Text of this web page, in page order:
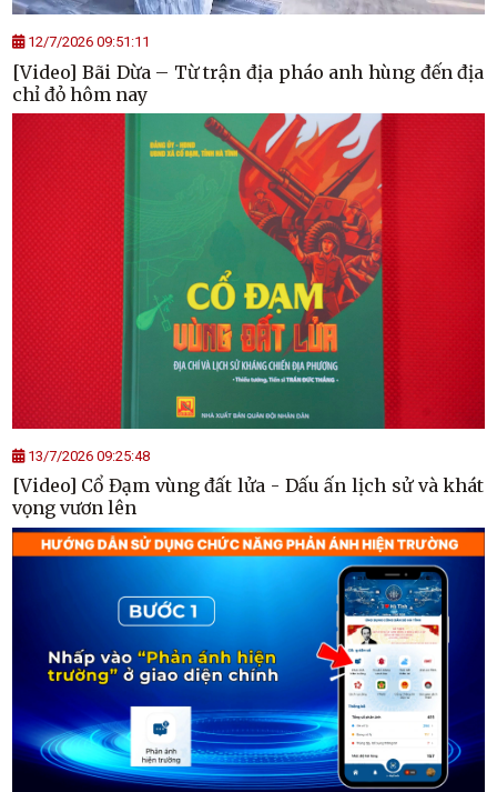
12/7/2026 09:51:11
[Video] Bãi Dừa – Từ trận địa pháo anh hùng đến địa
chỉ đỏ hôm nay
13/7/2026 09:25:48
[Video] Cổ Đạm vùng đất lửa - Dấu ấn lịch sử và khát
vọng vươn lên